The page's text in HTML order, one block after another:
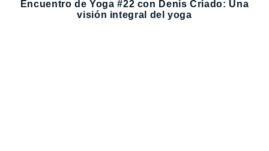
Encuentro de Yoga #22 con Denis Criado: Una
visión integral del yoga